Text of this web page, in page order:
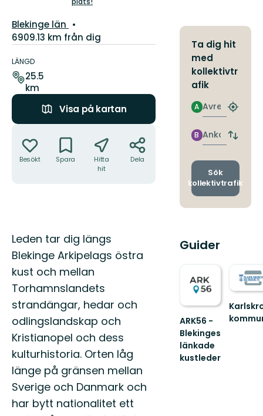
Län:
Blekinge län
6909.13 km från dig
om
leden
LÄNGD
25.5
km
Visa på kartan
Besökt Spara
Hitta
hit
Dela
Beskrivning
Leden tar dig längs
Blekinge Arkipelags östra
kust och mellan
Torhamnslandets
strandängar, hedar och
odlingslandskap och
Kristianopel och dess
kulturhistoria. Orten låg
länge på gränsen mellan
Sverige och Danmark och
har bytt nationalitet ett
Ta dig hit
med
kollektivtr
afik
Avresa
A
Hitta
Ankomst
B
Byt
och
Sök
kollektivtrafik
Guider
ARK56 -
Blekinges
länkade
kustleder